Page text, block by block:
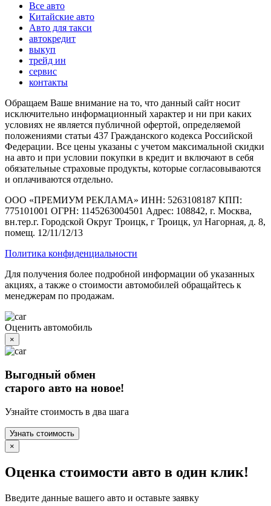
Все авто
Китайские авто
Авто для такси
автокредит
выкуп
трейд ин
сервис
контакты
Обращаем Ваше внимание на то, что данный сайт носит
исключительно информационный характер и ни при каких
условиях не является публичной офертой, определяемой
положениями статьи 437 Гражданского кодекса Российской
Федерации. Все цены указаны с учетом максимальной скидки
на авто и при условии покупки в кредит и включают в себя
обязательные страховые продукты, которые согласовываются
и оплачиваются отдельно.
ООО «ПРЕМИУМ РЕКЛАМА» ИНН: 5263108187 КПП:
775101001 ОГРН: 1145263004501 Адрес: 108842, г. Москва,
вн.тер.г. Городской Округ Троицк, г Троицк, ул Нагорная, д. 8,
помещ. 12/11/12/13
Политика конфиденциальности
Для получения более подробной информации об указанных
акциях, а также о стоимости автомобилей обращайтесь к
менеджерам по продажам.
Оценить автомобиль
×
Выгодный обмен
старого авто на новое!
Узнайте стоимость в два шага
Узнать стоимость
×
Оценка стоимости авто в один клик!
Введите данные вашего авто и оставьте заявку